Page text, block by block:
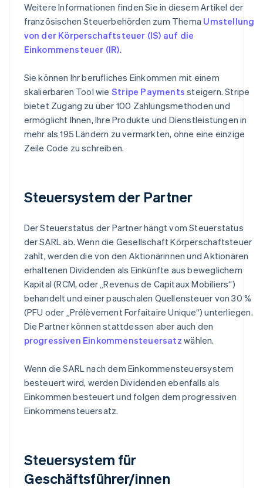
Weitere Informationen finden Sie in diesem Artikel der
französischen Steuerbehörden zum Thema Umstellung
von der Körperschaftsteuer (IS) auf die
Einkommensteuer (IR).
Sie können Ihr berufliches Einkommen mit einem
skalierbaren Tool wie Stripe Payments steigern. Stripe
bietet Zugang zu über 100 Zahlungsmethoden und
ermöglicht Ihnen, Ihre Produkte und Dienstleistungen in
mehr als 195 Ländern zu vermarkten, ohne eine einzige
Zeile Code zu schreiben.
Steuersystem der Partner
Der Steuerstatus der Partner hängt vom Steuerstatus
der SARL ab. Wenn die Gesellschaft Körperschaftsteuer
zahlt, werden die von den Aktionärinnen und Aktionären
erhaltenen Dividenden als Einkünfte aus beweglichem
Kapital (RCM, oder „Revenus de Capitaux Mobiliers“)
behandelt und einer pauschalen Quellensteuer von 30 %
(PFU oder „Prélèvement Forfaitaire Unique“) unterliegen.
Die Partner können stattdessen aber auch den
progressiven Einkommensteuersatz wählen.
Wenn die SARL nach dem Einkommensteuersystem
besteuert wird, werden Dividenden ebenfalls als
Einkommen besteuert und folgen dem progressiven
Einkommensteuersatz.
Steuersystem für
Geschäftsführer/innen